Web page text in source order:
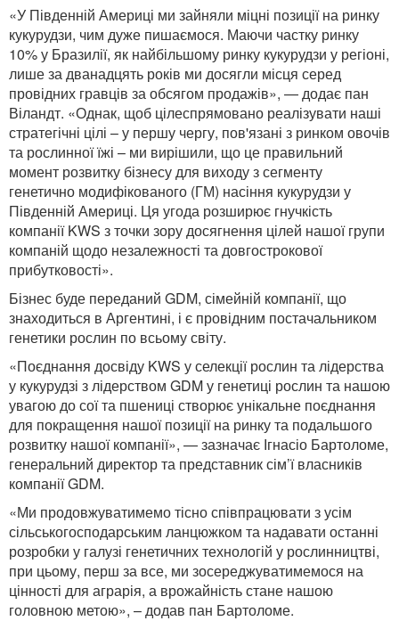
«У Південній Америці ми зайняли міцні позиції на ринку
кукурудзи, чим дуже пишаємося. Маючи частку ринку
10% у Бразилії, як найбільшому ринку кукурудзи у регіоні,
лише за дванадцять років ми досягли місця серед
провідних гравців за обсягом продажів», — додає пан
Віландт. «Однак, щоб цілеспрямовано реалізувати наші
стратегічні цілі – у першу чергу, пов'язані з ринком овочів
та рослинної їжі – ми вирішили, що це правильний
момент розвитку бізнесу для виходу з сегменту
генетично модифікованого (ГМ) насіння кукурудзи у
Південній Америці. Ця угода розширює гнучкість
компанії KWS з точки зору досягнення цілей нашої групи
компаній щодо незалежності та довгострокової
прибутковості».
Бізнес буде переданий GDM, сімейній компанії, що
знаходиться в Аргентині, і є провідним постачальником
генетики рослин по всьому світу.
«Поєднання досвіду KWS у селекції рослин та лідерства
у кукурудзі з лідерством GDM у генетиці рослин та нашою
увагою до сої та пшениці створює унікальне поєднання
для покращення нашої позиції на ринку та подальшого
розвитку нашої компанії», — зазначає Ігнасіо Бартоломе,
генеральний директор та представник сім’ї власників
компанії GDM.
«Ми продовжуватимемо тісно співпрацювати з усім
сільськогосподарським ланцюжком та надавати останні
розробки у галузі генетичних технологій у рослинництві,
при цьому, перш за все, ми зосереджуватимемося на
цінності для аграрія, а врожайність стане нашою
головною метою», – додав пан Бартоломе.